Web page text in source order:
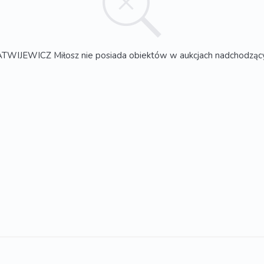
Miłosz nie posiada obiektów w aukcjach